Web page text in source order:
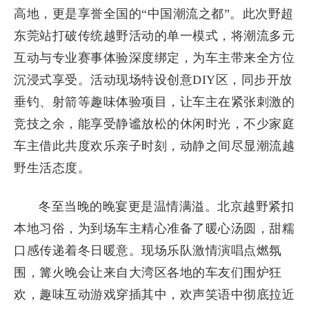
高地，更是享誉全国的“中国潮流之都”。此次野超
东莞站打破传统越野活动的单一模式，将潮流多元
互动与专业赛事体验深度绑定，为车主带来全方位
沉浸式享受。活动现场特设创意DIY区，同步开放
垂钓、射箭等趣味体验项目，让车主在紧张刺激的
竞技之余，能享受静谧放松的休闲时光，不少家庭
车主借此共度欢乐亲子时刻，动静之间尽显潮流越
野生活态度。
冬至当晚的晚宴更是温情满溢。北京越野紧扣
本地习俗，为到场车主精心准备了暖心汤圆，甜糯
口感传递着冬日暖意。现场乐队激情演唱点燃氛
围，篝火晚会让来自大湾区各地的车友们围炉狂
欢，趣味互动游戏穿插其中，欢声笑语中彻底拉近